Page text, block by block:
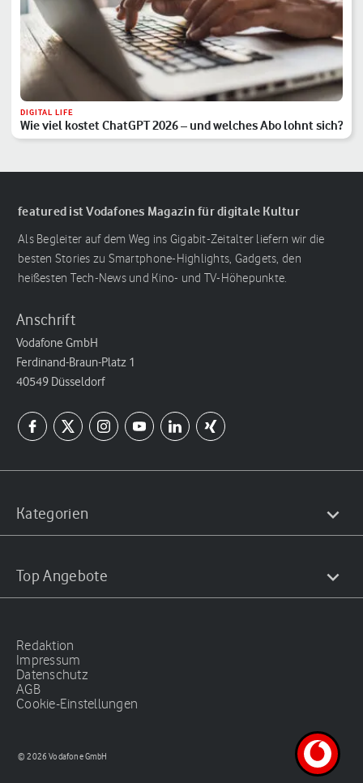
DIGITAL LIFE
Wie viel kostet ChatGPT 2026 – und welches Abo lohnt sich?
featured ist Vodafones Magazin für digitale Kultur
Als Begleiter auf dem Weg ins Gigabit-Zeitalter liefern wir die
besten Stories zu Smartphone-Highlights, Gadgets, den
heißesten Tech-News und Kino- und TV-Höhepunkte.
Anschrift
Vodafone GmbH
Ferdinand-Braun-Platz 1
40549 Düsseldorf
Kategorien
Top Angebote
Redaktion
Impressum
Datenschutz
AGB
Cookie-Einstellungen
© 2026 Vodafone GmbH